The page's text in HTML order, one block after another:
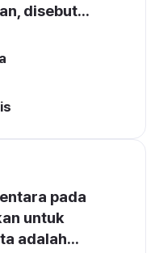
disebut...
pada
untuk
adalah...